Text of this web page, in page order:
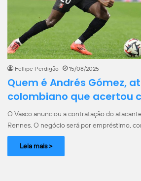
Fellipe Perdigão 15/08/2025
Quem é Andrés Gómez,
colombiano que acertou
O Vasco anunciou a contratação do
Rennes. O negócio será por empréstimo,
Leia mais >